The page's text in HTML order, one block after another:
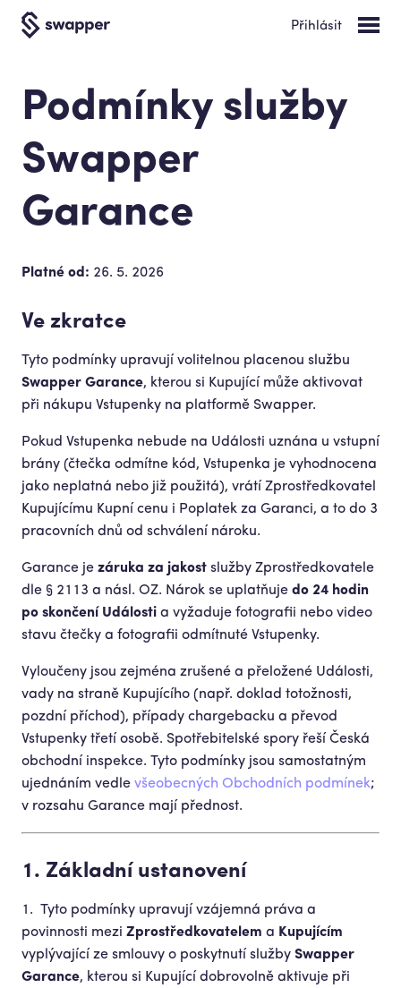
Přihlásit
Podmínky služby
Swapper
Garance
Platné od: 26. 5. 2026
Ve zkratce
Tyto podmínky upravují volitelnou placenou službu
Swapper Garance, kterou si Kupující může aktivovat
při nákupu Vstupenky na platformě Swapper.
Pokud Vstupenka nebude na Události uznána u vstupní
brány (čtečka odmítne kód, Vstupenka je vyhodnocena
jako neplatná nebo již použitá), vrátí Zprostředkovatel
Kupujícímu Kupní cenu i Poplatek za Garanci, a to do 3
pracovních dnů od schválení nároku.
Garance je záruka za jakost služby Zprostředkovatele
dle § 2113 a násl. OZ. Nárok se uplatňuje do 24 hodin
po skončení Události a vyžaduje fotografii nebo video
stavu čtečky a fotografii odmítnuté Vstupenky.
Vyloučeny jsou zejména zrušené a přeložené Události,
vady na straně Kupujícího (např. doklad totožnosti,
pozdní příchod), případy chargebacku a převod
Vstupenky třetí osobě. Spotřebitelské spory řeší Česká
obchodní inspekce. Tyto podmínky jsou samostatným
ujednáním vedle všeobecných Obchodních podmínek;
v rozsahu Garance mají přednost.
1. Základní ustanovení
Tyto podmínky upravují vzájemná práva a
povinnosti mezi Zprostředkovatelem a Kupujícím
vyplývající ze smlouvy o poskytnutí služby Swapper
Garance, kterou si Kupující dobrovolně aktivuje při